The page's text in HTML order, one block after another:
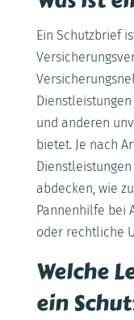
Ein Schutzbrief
und anderen
bietet. Je nach
abdecken, wie
Pannenhilfe bei
oder rechtliche
Welche
ein